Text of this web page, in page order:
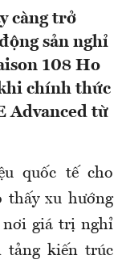
càng trở
sản nghỉ
108 Ho
chính thức
Advanced từ
quốc tế cho
thấy xu hướng
giá trị nghỉ
tảng kiến trúc